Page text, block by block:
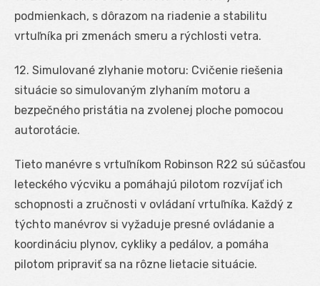
podmienkach, s dôrazom na riadenie a stabilitu
vrtuľníka pri zmenách smeru a rýchlosti vetra.
12. Simulované zlyhanie motoru: Cvičenie riešenia
situácie so simulovaným zlyhaním motoru a
bezpečného pristátia na zvolenej ploche pomocou
autorotácie.
Tieto manévre s vrtuľníkom Robinson R22 sú súčasťou
leteckého výcviku a pomáhajú pilotom rozvíjať ich
schopnosti a zručnosti v ovládaní vrtuľníka. Každý z
týchto manévrov si vyžaduje presné ovládanie a
koordináciu plynov, cykliky a pedálov, a pomáha
pilotom pripraviť sa na rôzne lietacie situácie.